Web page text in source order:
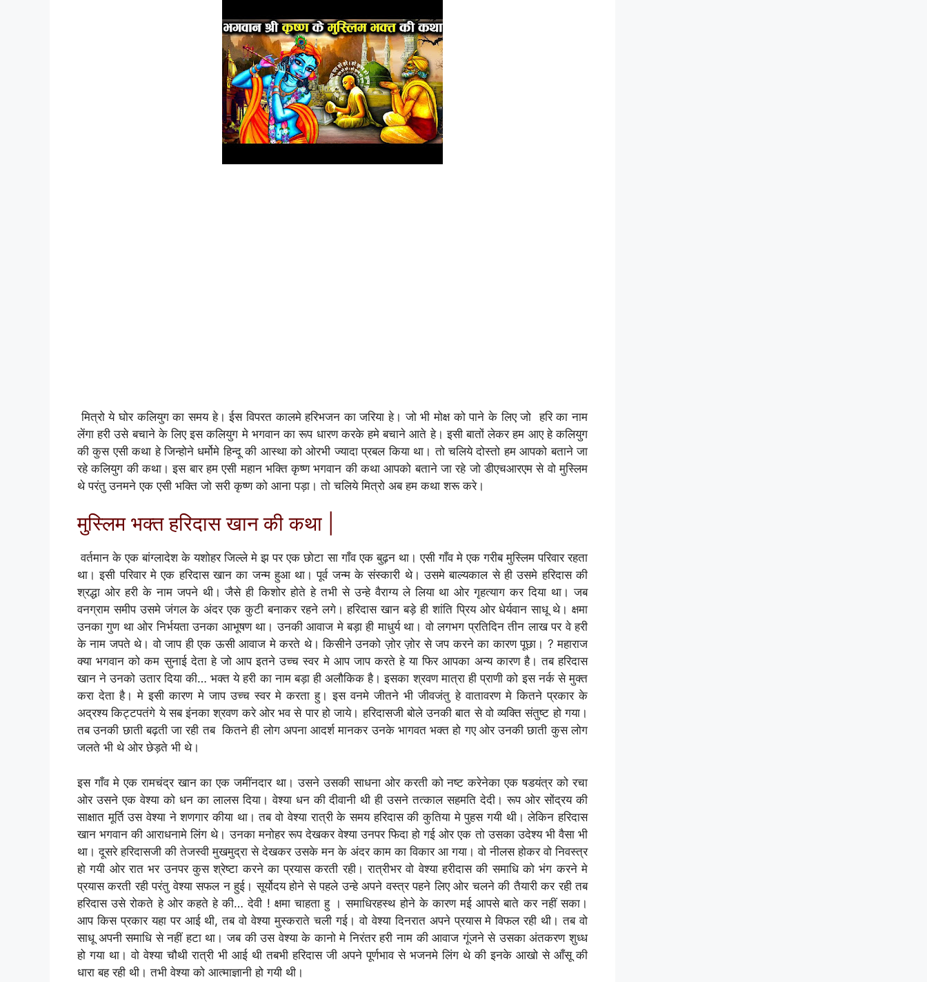
मित्रो ये घोर कलियुग का समय हे। ईस विपरत कालमे हरिभजन का जरिया हे। जो भी मोक्ष को पाने के लिए जो हरि का नाम
लेंगा हरी उसे बचाने के लिए इस कलियुग मे भगवान का रूप धारण करके हमे बचाने आते हे। इसी बातों लेकर हम आए हे कलियुग
की कुस एसी कथा हे जिन्होने धर्मोमे हिन्दू की आस्था को ओरभी ज्यादा प्रबल किया था। तो चलिये दोस्तो हम आपको बताने जा
रहे कलियुग की कथा। इस बार हम एसी महान भक्ति कृष्ण भगवान की कथा आपको बताने जा रहे जो डीएचआरएम से वो मुस्लिम
थे परंतु उनमने एक एसी भक्ति जो सरी कृष्ण को आना पड़ा। तो चलिये मित्रो अब हम कथा शरू करे।
मुस्लिम भक्त हरिदास खान की कथा |
वर्तमान के एक बांग्लादेश के यशोहर जिल्ले मे झ पर एक छोटा सा गाँव एक बुढ़न था। एसी गाँव मे एक गरीब मुस्लिम परिवार रहता
था। इसी परिवार मे एक हरिदास खान का जन्म हुआ था। पूर्व जन्म के संस्कारी थे। उसमे बाल्यकाल से ही उसमे हरिदास की
श्रद्धा ओर हरी के नाम जपने थी। जैसे ही किशोर होते हे तभी से उन्हे वैराग्य ले लिया था ओर गृहत्याग कर दिया था। जब
वनग्राम समीप उसमे जंगल के अंदर एक कुटी बनाकर रहने लगे। हरिदास खान बड़े ही शांति प्रिय ओर धेर्यवान साधू थे। क्षमा
उनका गुण था ओर निर्भयता उनका आभूषण था। उनकी आवाज मे बड़ा ही माधुर्य था। वो लगभग प्रतिदिन तीन लाख पर वे हरी
के नाम जपते थे। वो जाप ही एक ऊसी आवाज मे करते थे। किसीने उनको ज़ोर ज़ोर से जप करने का कारण पूछा। ? महाराज
क्या भगवान को कम सुनाई देता हे जो आप इतने उच्च स्वर मे आप जाप करते हे या फिर आपका अन्य कारण है। तब हरिदास
खान ने उनको उतार दिया की… भक्त ये हरी का नाम बड़ा ही अलौकिक है। इसका श्रवण मात्रा ही प्राणी को इस नर्क से मुक्त
करा देता है। मे इसी कारण मे जाप उच्च स्वर मे करता हु। इस वनमे जीतने भी जीवजंतु हे वातावरण मे कितने प्रकार के
अद्रश्य किट्टपतंगे ये सब इंनका श्रवण करे ओर भव से पार हो जाये। हरिदासजी बोले उनकी बात से वो व्यक्ति संतुष्ट हो गया।
तब उनकी छाती बढ़ती जा रही तब कितने ही लोग अपना आदर्श मानकर उनके भागवत भक्त हो गए ओर उनकी छाती कुस लोग
जलते भी थे ओर छेड़ते भी थे।
इस गाँव मे एक रामचंद्र खान का एक जमींनदार था। उसने उसकी साधना ओर करती को नष्ट करेनेका एक षडयंत्र को रचा
ओर उसने एक वेश्या को धन का लालस दिया। वेश्या धन की दीवानी थी ही उसने तत्काल सहमति देदी। रूप ओर सोंद्रय की
साक्षात मूर्ति उस वेश्या ने शणगार कीया था। तब वो वेश्या रात्री के समय हरिदास की कुतिया मे पुहस गयी थी। लेकिन हरिदास
खान भगवान की आराधनामे लिंग थे। उनका मनोहर रूप देखकर वेश्या उनपर फिदा हो गई ओर एक तो उसका उदेश्य भी वैसा भी
था। दूसरे हरिदासजी की तेजस्वी मुखमुद्रा से देखकर उसके मन के अंदर काम का विकार आ गया। वो नीलस होकर वो निवस्त्र
हो गयी ओर रात भर उनपर कुस श्रेष्टा करने का प्रयास करती रही। रात्रीभर वो वेश्या हरीदास की समाधि को भंग करने मे
प्रयास करती रही परंतु वेश्या सफल न हुई। सूर्योदय होने से पहले उन्हे अपने वस्त्र पहने लिए ओर चलने की तैयारी कर रही तब
हरिदास उसे रोकते हे ओर कहते हे की… देवी ! क्षमा चाहता हु । समाधिरहस्थ होने के कारण मई आपसे बाते कर नहीं सका।
आप किस प्रकार यहा पर आई थी, तब वो वेश्या मुस्कराते चली गई। वो वेश्या दिनरात अपने प्रयास मे विफल रही थी। तब वो
साधू अपनी समाधि से नहीं हटा था। जब की उस वेश्या के कानो मे निरंतर हरी नाम की आवाज गूंजने से उसका अंतकरण शुध्ध
हो गया था। वो वेश्या चौथी रात्री भी आई थी तबभी हरिदास जी अपने पूर्णभाव से भजनमे लिंग थे की इनके आखो से आँसू की
धारा बह रही थी। तभी वेश्या को आत्माज्ञानी हो गयी थी।